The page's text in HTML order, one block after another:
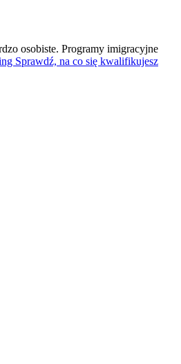
osobiste. Programy imigracyjne
Sprawdź, na co się kwalifikujesz